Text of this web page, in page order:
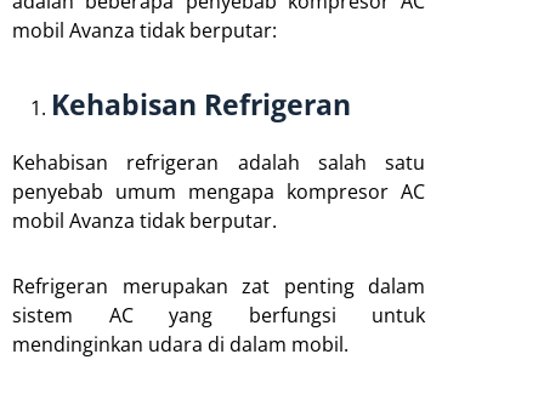
mobil Avanza tidak berputar:
Kehabisan Refrigeran
Kehabisan refrigeran adalah salah satu
penyebab umum mengapa kompresor AC
mobil Avanza tidak berputar.
Refrigeran merupakan zat penting dalam
sistem AC yang berfungsi untuk
mendinginkan udara di dalam mobil.